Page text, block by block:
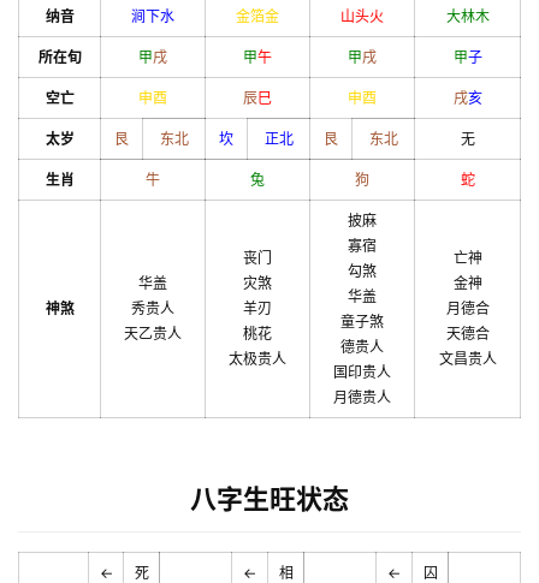
纳音 涧下水 金箔金 山头火 大林木
所在旬 甲戌 甲午 甲戌 甲子
空亡 申酉 辰巳 申酉 戌亥
太岁 艮 东北 坎 正北 艮 东北 无
生肖 牛 兔 狗 蛇
神煞
华盖
秀贵人
天乙贵人
丧门
灾煞
羊刃
桃花
太极贵人
披麻
寡宿
勾煞
华盖
童子煞
德贵人
国印贵人
月德贵人
亡神
金神
月德合
天德合
文昌贵人
八字生旺状态
←
死
←
相
←
囚